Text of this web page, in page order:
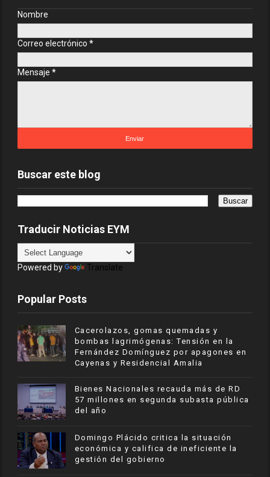
Nombre
Correo electrónico *
Mensaje *
Buscar este blog
Traducir Noticias EYM
Powered by Translate
Popular Posts
Cacerolazos, gomas quemadas y
bombas lagrimógenas: Tensión en la
Fernández Domínguez por apagones en
Cayenas y Residencial Amalia
Bienes Nacionales recauda más de RD
57 millones en segunda subasta pública
del año
​Domingo Plácido critica la situación
económica y califica de ineficiente la
gestión del gobierno